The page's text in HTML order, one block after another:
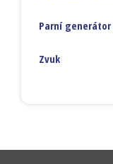
Parní generátor
Zvuk